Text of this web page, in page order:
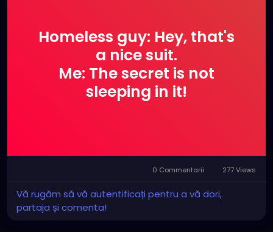
Homeless guy: Hey, that's
a nice suit.
Me: The secret is not
sleeping in it!
0 Commentarii 277 Views
Vă rugăm să vă autentificați pentru a vă dori,
partaja și comenta!